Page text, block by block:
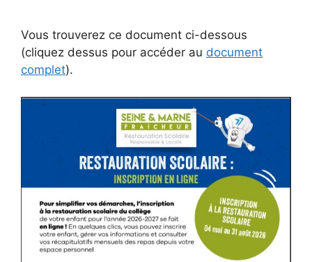
Vous trouverez ce document ci-dessous
(cliquez dessus pour accéder au document
complet).